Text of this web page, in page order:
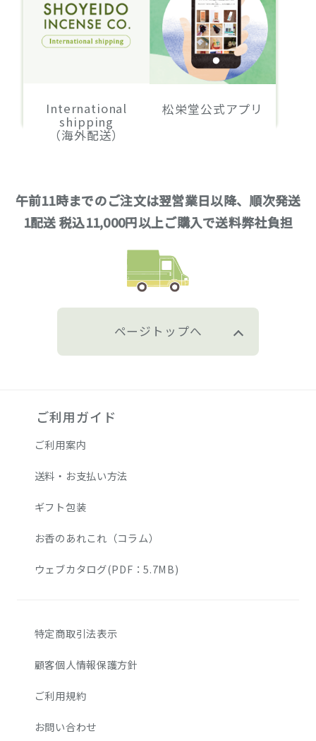
International
shipping
（海外配送）
松栄堂公式アプリ
午前11時までのご注文は翌営業日以降、順次発送
1配送 税込11,000円以上ご購入で送料弊社負担
ページトップへ
ご利用ガイド
ご利用案内
送料・お支払い方法
ギフト包装
お香のあれこれ（コラム）
ウェブカタログ(PDF：5.7MB)
特定商取引法表示
顧客個人情報保護方針
ご利用規約
お問い合わせ